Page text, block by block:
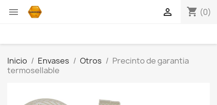
 shopping_cart (0)

Inicio Envases Otros
Precinto de garantia
termosellable